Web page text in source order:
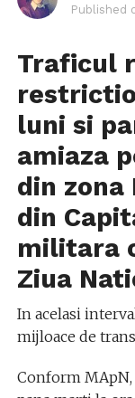
Published
Traficul
luni si
amiaza
din
din
militara
Ziua
In acelasi
mijloace de
Conform